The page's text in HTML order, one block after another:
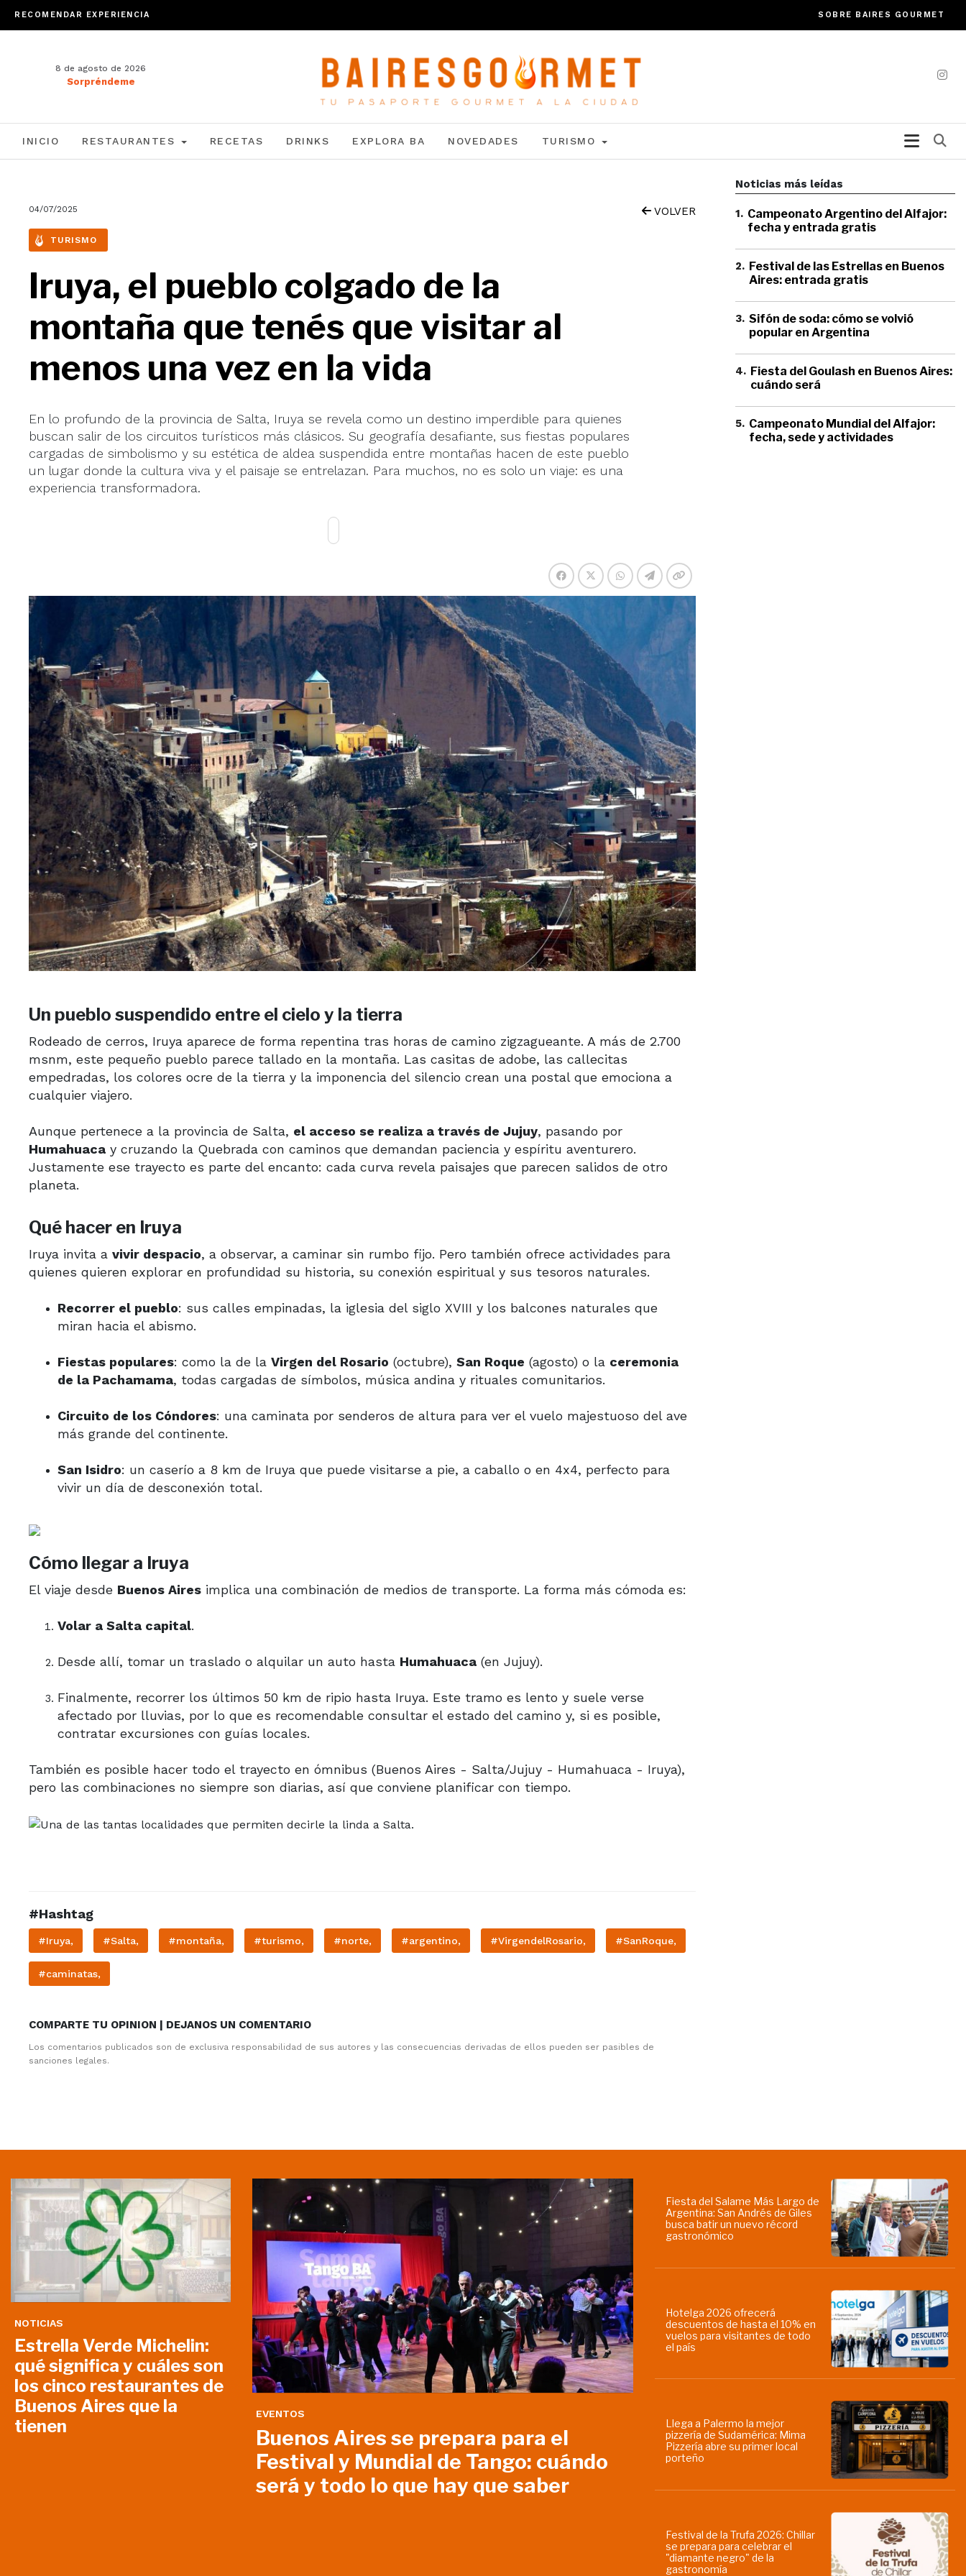
RECOMENDAR EXPERIENCIA SOBRE BAIRES GOURMET
8 de agosto de 2026
Sorpréndeme
INICIO RESTAURANTES RECETAS DRINKS EXPLORA BA NOVEDADES TURISMO
04/07/2025 VOLVER
TURISMO
Iruya, el pueblo colgado de la
montaña que tenés que visitar al
menos una vez en la vida
En lo profundo de la provincia de Salta, Iruya se revela como un destino imperdible para quienes
buscan salir de los circuitos turísticos más clásicos. Su geografía desafiante, sus fiestas populares
cargadas de simbolismo y su estética de aldea suspendida entre montañas hacen de este pueblo
un lugar donde la cultura viva y el paisaje se entrelazan. Para muchos, no es solo un viaje: es una
experiencia transformadora.
Un pueblo suspendido entre el cielo y la tierra
Rodeado de cerros, Iruya aparece de forma repentina tras horas de camino zigzagueante. A más de 2.700
msnm, este pequeño pueblo parece tallado en la montaña. Las casitas de adobe, las callecitas
empedradas, los colores ocre de la tierra y la imponencia del silencio crean una postal que emociona a
cualquier viajero.
Aunque pertenece a la provincia de Salta, el acceso se realiza a través de Jujuy, pasando por
Humahuaca y cruzando la Quebrada con caminos que demandan paciencia y espíritu aventurero.
Justamente ese trayecto es parte del encanto: cada curva revela paisajes que parecen salidos de otro
planeta.
Qué hacer en Iruya
Iruya invita a vivir despacio, a observar, a caminar sin rumbo fijo. Pero también ofrece actividades para
quienes quieren explorar en profundidad su historia, su conexión espiritual y sus tesoros naturales.
Recorrer el pueblo: sus calles empinadas, la iglesia del siglo XVIII y los balcones naturales que
miran hacia el abismo.
Fiestas populares: como la de la Virgen del Rosario (octubre), San Roque (agosto) o la ceremonia
de la Pachamama, todas cargadas de símbolos, música andina y rituales comunitarios.
Circuito de los Cóndores: una caminata por senderos de altura para ver el vuelo majestuoso del ave
más grande del continente.
San Isidro: un caserío a 8 km de Iruya que puede visitarse a pie, a caballo o en 4x4, perfecto para
vivir un día de desconexión total.
Cómo llegar a Iruya
El viaje desde Buenos Aires implica una combinación de medios de transporte. La forma más cómoda es:
Volar a Salta capital.
Desde allí, tomar un traslado o alquilar un auto hasta Humahuaca (en Jujuy).
Finalmente, recorrer los últimos 50 km de ripio hasta Iruya. Este tramo es lento y suele verse
afectado por lluvias, por lo que es recomendable consultar el estado del camino y, si es posible,
contratar excursiones con guías locales.
También es posible hacer todo el trayecto en ómnibus (Buenos Aires - Salta/Jujuy - Humahuaca - Iruya),
pero las combinaciones no siempre son diarias, así que conviene planificar con tiempo.
#Hashtag
#Iruya, #Salta, #montaña, #turismo, #norte, #argentino, #VirgendelRosario, #SanRoque,
#caminatas,
COMPARTE TU OPINION | DEJANOS UN COMENTARIO
Los comentarios publicados son de exclusiva responsabilidad de sus autores y las consecuencias derivadas de ellos pueden ser pasibles de
sanciones legales.
Noticias más leídas
1. Campeonato Argentino del Alfajor:
fecha y entrada gratis
2. Festival de las Estrellas en Buenos
Aires: entrada gratis
3. Sifón de soda: cómo se volvió
popular en Argentina
4. Fiesta del Goulash en Buenos Aires:
cuándo será
5. Campeonato Mundial del Alfajor:
fecha, sede y actividades
NOTICIAS
Estrella Verde Michelin:
qué significa y cuáles son
los cinco restaurantes de
Buenos Aires que la
tienen
EVENTOS
Buenos Aires se prepara para el
Festival y Mundial de Tango: cuándo
será y todo lo que hay que saber
Fiesta del Salame Más Largo de
Argentina: San Andrés de Giles
busca batir un nuevo récord
gastronómico
Hotelga 2026 ofrecerá
descuentos de hasta el 10% en
vuelos para visitantes de todo
el país
Llega a Palermo la mejor
pizzería de Sudamérica: Mima
Pizzería abre su primer local
porteño
Festival de la Trufa 2026: Chillar
se prepara para celebrar el
"diamante negro" de la
gastronomía